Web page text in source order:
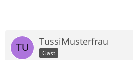
TussiMusterfrau
Gast